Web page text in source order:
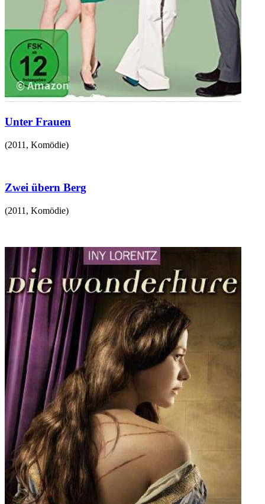
Unter Frauen
(2011 , Komödie)
Zwei übern Berg
(2011 , Komödie)